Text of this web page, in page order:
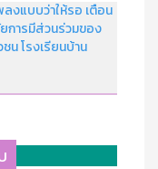
งแบบว่าให้รอ เตือน
การมีส่วนร่วมของ
น โรงเรียนบ้าน